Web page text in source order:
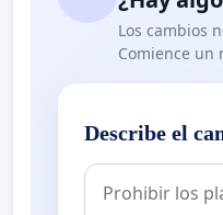
Los cambios
Comience un
Describe el